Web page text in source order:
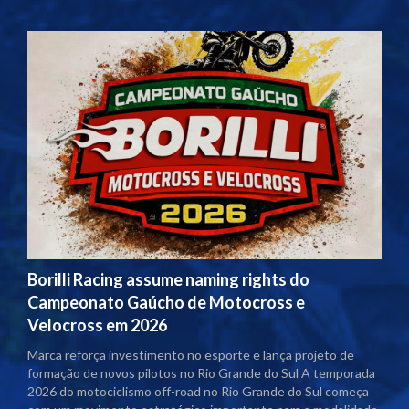
Borilli Racing assume naming rights do
Campeonato Gaúcho de Motocross e
Velocross em 2026
Marca reforça investimento no esporte e lança projeto de
formação de novos pilotos no Rio Grande do Sul A temporada
2026 do motociclismo off-road no Rio Grande do Sul começa